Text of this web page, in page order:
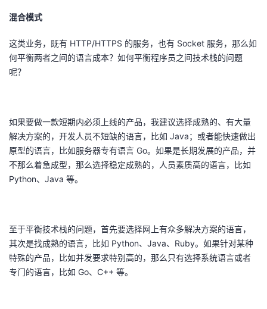
混合模式
这类业务，既有 HTTP/HTTPS 的服务，也有 Socket 服务，那么如
何平衡两者之间的语言成本？如何平衡程序员之间技术栈的问题
呢？
如果要做一款短期内必须上线的产品，我建议选择成熟的、有大量
解决方案的，开发人员不短缺的语言，比如 Java；或者能快速做出
原型的语言，比如服务器专有语言 Go。如果是长期发展的产品，并
不那么着急成型，那么选择稳定成熟的，人员素质高的语言，比如
Python、Java 等。
至于平衡技术栈的问题，首先要选择网上有众多解决方案的语言，
其次是找成熟的语言，比如 Python、Java、Ruby。如果针对某种
特殊的产品，比如并发要求特别高的，那么只有选择系统语言或者
专门的语言，比如 Go、C++ 等。